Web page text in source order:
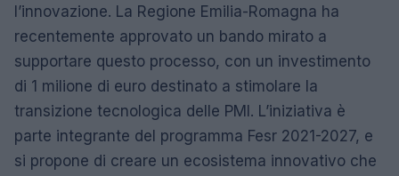
l’innovazione. La Regione Emilia-Romagna ha
recentemente approvato un bando mirato a
supportare questo processo, con un investimento
di 1 milione di euro destinato a stimolare la
transizione tecnologica delle PMI. L’iniziativa è
parte integrante del programma Fesr 2021-2027, e
si propone di creare un ecosistema innovativo che